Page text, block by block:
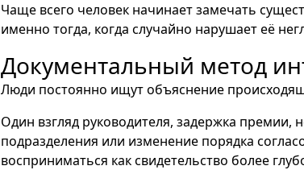
Чаще всего человек начинает замечать
именно тогда, когда случайно нарушает её
Документальный метод
Люди постоянно ищут объяснение
Один взгляд руководителя, задержка премии,
подразделения или изменение порядка
восприниматься как свидетельство более